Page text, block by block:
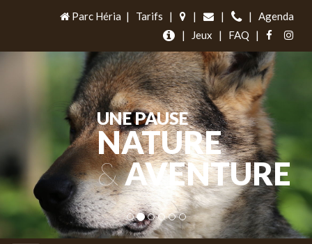
Parc Héria | Tarifs | | | |
Agenda
|
Jeux | FAQ |
UNE PAUSE
NATURE
&AVENTURE